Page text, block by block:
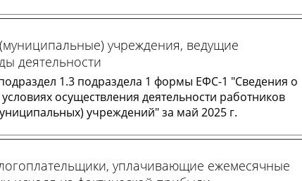
учреждения, ведущие
деятельности
1.3 подраздела 1 формы ЕФС-1 "Сведения о
осуществления деятельности работников
учреждений" за май 2025 г.
уплачивающие ежемесячные